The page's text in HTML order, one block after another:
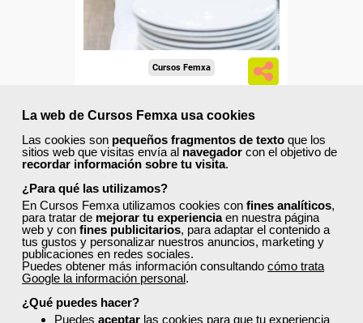
La web de Cursos Femxa usa cookies
Las cookies son pequeños fragmentos de texto que los
sitios web que visitas envía al navegador con el objetivo de
recordar información sobre tu visita.
¿Para qué las utilizamos?
En Cursos Femxa utilizamos cookies con fines analíticos,
para tratar de mejorar tu experienciaen nuestra página
web y con fines publicitarios, para adaptar el contenido a
tus gustos y personalizar nuestros anuncios, marketing y
publicaciones en redes sociales.
Puedes obtener más información consultando cómo trata
Google la información personal.
¿Qué puedes hacer?
Puedes aceptar las cookies para que tu experiencia
Cursos Femxa
centros sanitarios y
sociosanitarios
Curso Gratuito
100 horas
Online (toda España)
Ver curso
69